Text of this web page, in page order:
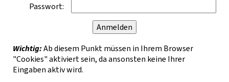
Passwort:
Wichtig:Ab diesem Punkt müssen in Ihrem Browser
"Cookies" aktiviert sein, da ansonsten keine Ihrer
Eingaben aktiv wird.